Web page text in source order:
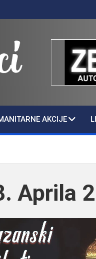
AKCIJE
Aprila